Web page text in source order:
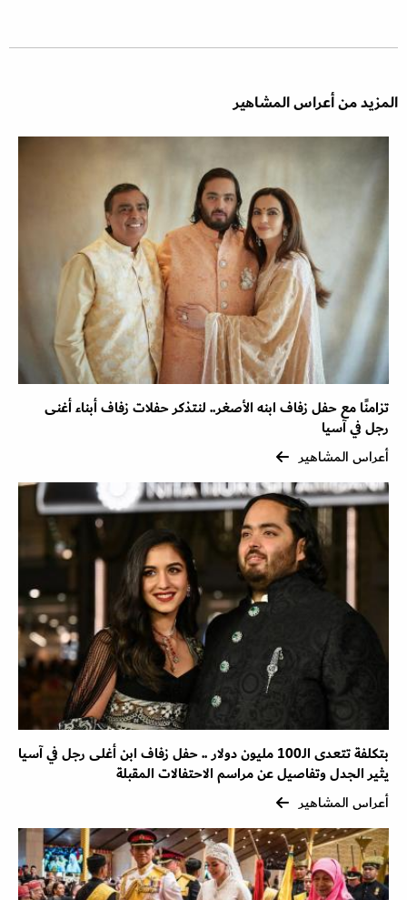
المزيد من أعراس المشاهير
تزامنًا مع حفل زفاف ابنه الأصغر.. لنتذكر حفلات زفاف أبناء أغنى
رجل في آسيا
أعراس المشاهير
بتكلفة تتعدى الـ100 مليون دولار .. حفل زفاف ابن أغلى رجل في آسيا
يثير الجدل وتفاصيل عن مراسم الاحتفالات المقبلة
أعراس المشاهير